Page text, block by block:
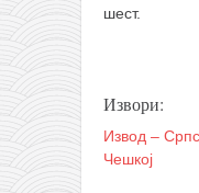
шест.
Извори:
Извод –
Чешкој